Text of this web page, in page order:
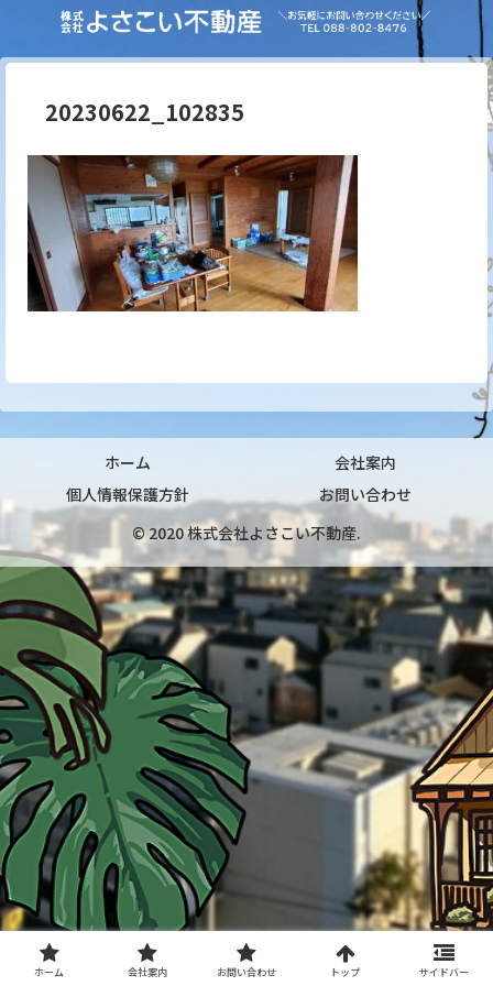
20230622_102835
ホーム
会社案内
個人情報保護方針
お問い合わせ
© 2020 株式会社よさこい不動産.
ホーム 会社案内 お問い合わせ トップ サイドバー